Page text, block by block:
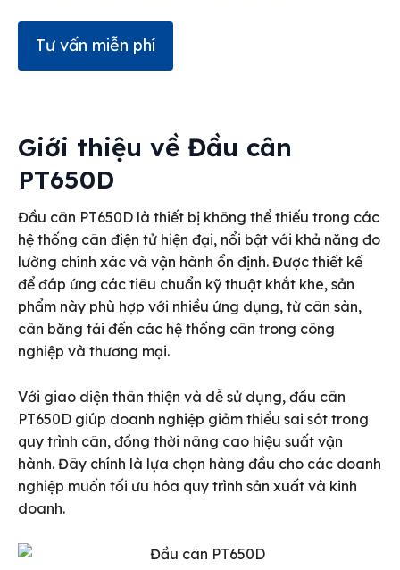
Tư vấn miễn phí
Giới thiệu về Đầu cân
PT650D
Đầu cân PT650D là thiết bị không thể thiếu trong các
hệ thống cân điện tử hiện đại, nổi bật với khả năng đo
lường chính xác và vận hành ổn định. Được thiết kế
để đáp ứng các tiêu chuẩn kỹ thuật khắt khe, sản
phẩm này phù hợp với nhiều ứng dụng, từ cân sàn,
cân băng tải đến các hệ thống cân trong công
nghiệp và thương mại.
Với giao diện thân thiện và dễ sử dụng, đầu cân
PT650D giúp doanh nghiệp giảm thiểu sai sót trong
quy trình cân, đồng thời nâng cao hiệu suất vận
hành. Đây chính là lựa chọn hàng đầu cho các doanh
nghiệp muốn tối ưu hóa quy trình sản xuất và kinh
doanh.